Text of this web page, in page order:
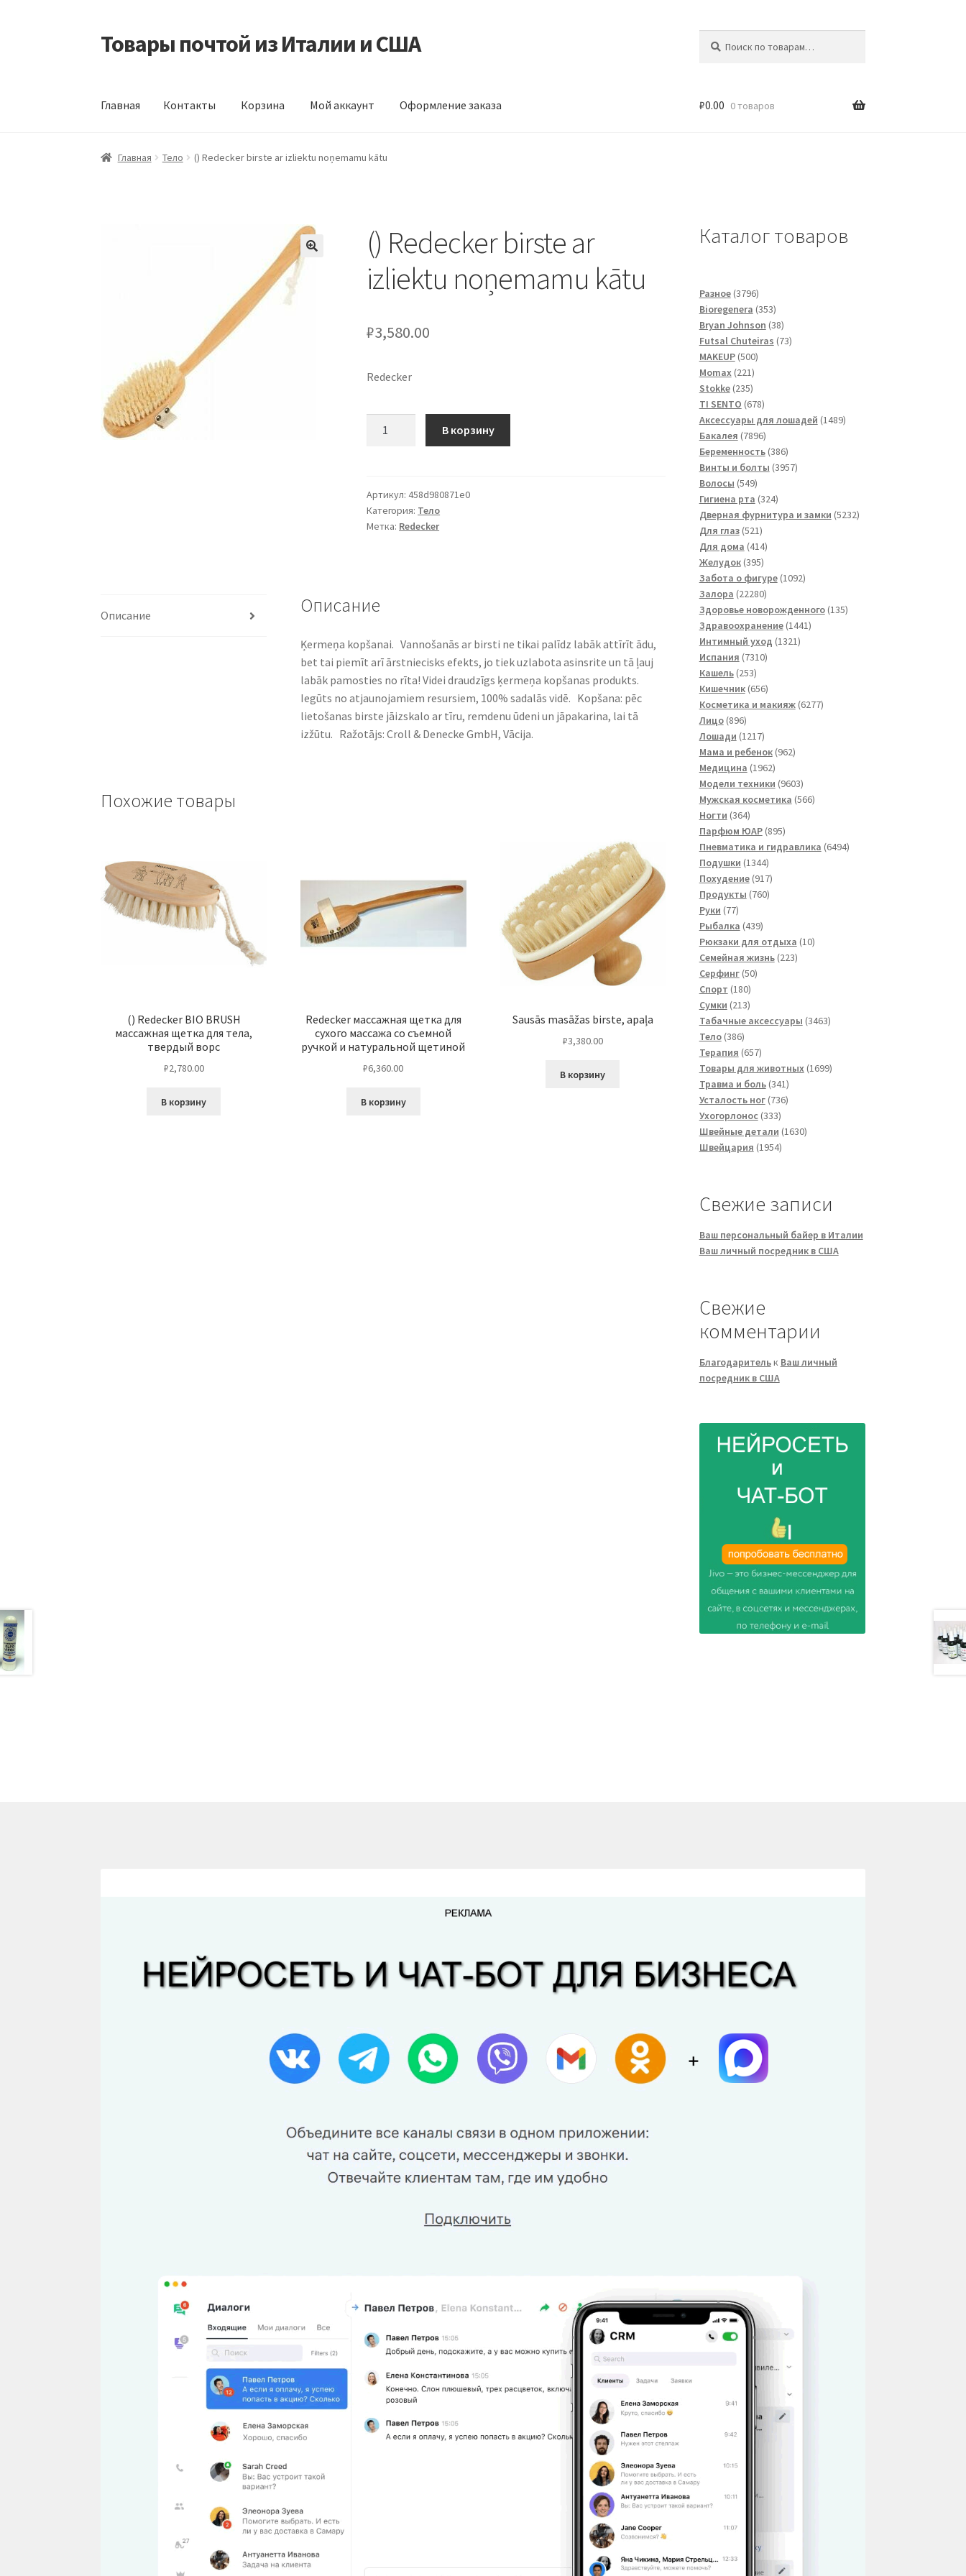
Перейти
к
Перейти
к
Товары почтой из Италии и США
Главная Контакты Корзина Мой аккаунт Оформление заказа
Главная Контакты Корзина Мой аккаунт Оформление заказа
₽0.00 0 товаров
Главная Тело () Redecker birste ar izliektu noņemamu kātu
() Redecker birste ar
izliektu noņemamu kātu
₽3,580.00
Redecker
birste
ar
izliektu
В корзину
Артикул:458d980871e0
Категория: Тело
Метка: Redecker
Описание Описание
Ķermeņa kopšanai. Vannošanās ar birsti ne tikai palīdz labāk attīrīt ādu,
bet tai piemīt arī ārstniecisks efekts, jo tiek uzlabota asinsrite un tā ļauj
labāk pamosties no rīta! Videi draudzīgs ķermeņa kopšanas produkts.
Iegūts no atjaunojamiem resursiem, 100% sadalās vidē. Kopšana: pēc
lietošanas birste jāizskalo ar tīru, remdenu ūdeni un jāpakarina, lai tā
izžūtu. Ražotājs: Croll & Denecke GmbH, Vācija.
Похожие товары
() Redecker BIO BRUSH
массажная щетка для тела,
твердый ворс
₽2,780.00
В корзину
Redecker массажная щетка для
сухого массажа со съемной
ручкой и натуральной щетиной
₽6,360.00
В корзину
Sausās masāžas birste, apaļa
₽3,380.00
В корзину
Каталог товаров
Разное 37963796
товаров
Bioregenera 353353
товара
Bryan Johnson 3838
товаров
Futsal Сhuteiras 7373
MAKEUP 500500
Momax 221221
товар
Stokke 235235
товаров
TI SENTO 678678
товаров
Аксессуары для лошадей 14891489
Бакалея 78967896
товаров
Беременность 386386
товаров
Винты и болты 39573957
Волосы 549549
товаров
Гигиена рта 324324
товара
Дверная фурнитура и замки 52325232
Для глаз 521521
товар
Для дома 414414
Желудок 395395
товаров
Забота о фигуре 10921092
Залора 2228022280
товаров
Здоровье новорожденного 135135
Здравоохранение 14411441
Интимный уход 13211321
Испания 73107310
Кашель 253253
товара
Кишечник 656656
товаров
Косметика и макияж 62776277
Лицо 896896
товаров
Лошади 12171217
товаров
Мама и ребенок 962962
Медицина 19621962
товара
Модели техники 96039603
товара
Мужская косметика 566566
Ногти 364364
товара
Парфюм ЮАР 895895
товаров
Пневматика и гидравлика 64946494
Подушки 13441344
товара
Похудение 917917
товаров
Продукты 760760
Руки 7777
товаров
Рыбалка 439439
товаров
Рюкзаки для отдыха 1010
Семейная жизнь 223223
Серфинг 5050
Спорт 180180
товаров
Сумки 213213
товаров
Табачные аксессуары 34633463
Тело 386386
товаров
Терапия 657657
товаров
Товары для животных 16991699
Травма и боль 341341
товар
Усталость ног 736736
Ухогорлонос 333333
товара
Швейные детали 16301630
Швейцария 19541954
Свежие записи
Ваш персональный байер в Италии
Ваш личный посредник в США
Свежие
комментарии
Благодарительк Ваш личный
посредник в США